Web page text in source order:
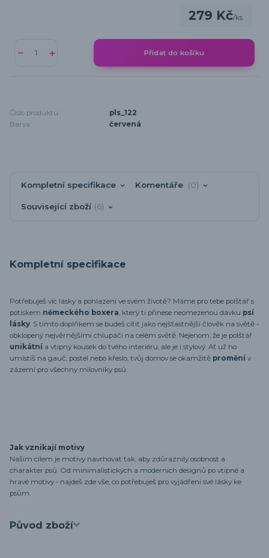
279 Kč/ks
Přidat do košíku
Číslo produktu:
pls_122
Barva:
červená
Kompletní specifikace Komentáře 0
Související zboží 6
Kompletní specifikace
Potřebuješ víc lásky a pohlazení ve svém životě? Máme pro tebe polštář s
potiskem německého boxera, který ti přinese neomezenou dávku psí
lásky. S tímto doplňkem se budeš cítit jako nejšťastnější člověk na světě -
obklopený nejvěrnějšími chlupáči na celém světě. Nejenom, že je polštář
unikátní a vtipný kousek do tvého interiéru, ale je i stylový. Ať už ho
umístíš na gauč, postel nebo křeslo, tvůj domov se okamžitě promění v
zázemí pro všechny milovníky psů.
Jak vznikají motivy
Naším cílem je motivy navrhovat tak, aby zdůraznily osobnost a
charakter psů. Od minimalistických a moderních designů po vtipné a
hravé motivy - najdeš zde vše, co potřebuješ pro vyjádření své lásky ke
psům.
Původ zboží